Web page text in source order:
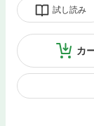
試し読み
カ